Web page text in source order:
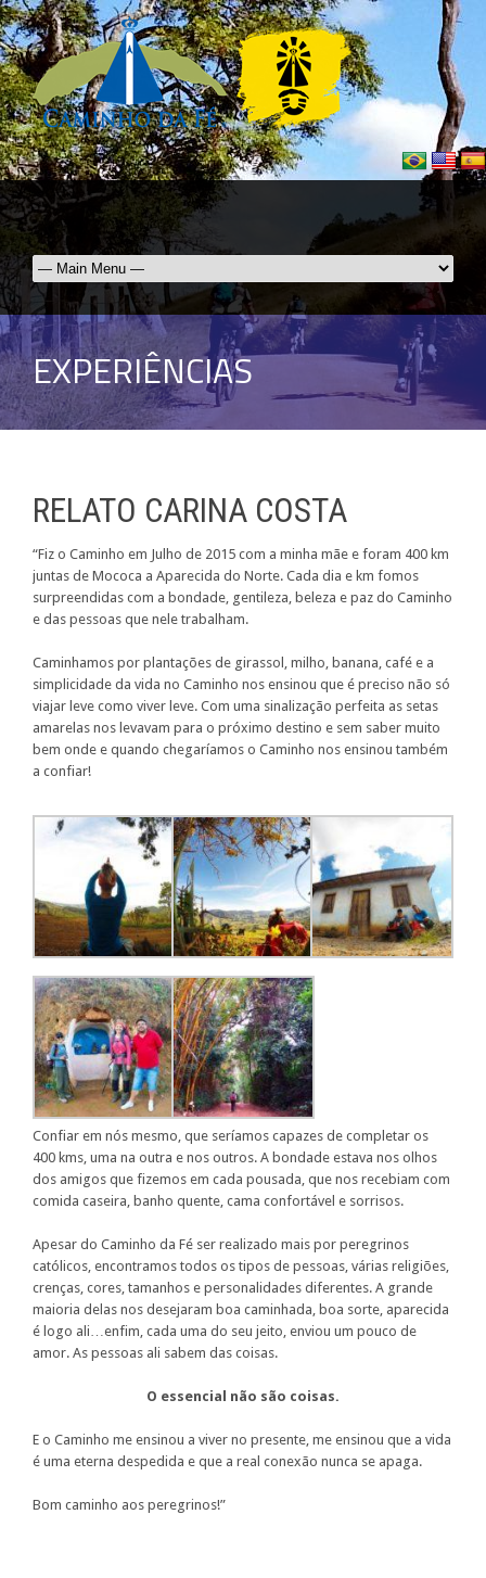
EXPERIÊNCIAS
RELATO CARINA COSTA
“Fiz o Caminho em Julho de 2015 com a minha mãe e foram 400 km
juntas de Mococa a Aparecida do Norte. Cada dia e km fomos
surpreendidas com a bondade, gentileza, beleza e paz do Caminho
e das pessoas que nele trabalham.
Caminhamos por plantações de girassol, milho, banana, café e a
simplicidade da vida no Caminho nos ensinou que é preciso não só
viajar leve como viver leve. Com uma sinalização perfeita as setas
amarelas nos levavam para o próximo destino e sem saber muito
bem onde e quando chegaríamos o Caminho nos ensinou também
a confiar!
Confiar em nós mesmo, que seríamos capazes de completar os
400 kms, uma na outra e nos outros. A bondade estava nos olhos
dos amigos que fizemos em cada pousada, que nos recebiam com
comida caseira, banho quente, cama confortável e sorrisos.
Apesar do Caminho da Fé ser realizado mais por peregrinos
católicos, encontramos todos os tipos de pessoas, várias religiões,
crenças, cores, tamanhos e personalidades diferentes. A grande
maioria delas nos desejaram boa caminhada, boa sorte, aparecida
é logo ali…enfim, cada uma do seu jeito, enviou um pouco de
amor. As pessoas ali sabem das coisas.
O essencial não são coisas.
E o Caminho me ensinou a viver no presente, me ensinou que a vida
é uma eterna despedida e que a real conexão nunca se apaga.
Bom caminho aos peregrinos!”